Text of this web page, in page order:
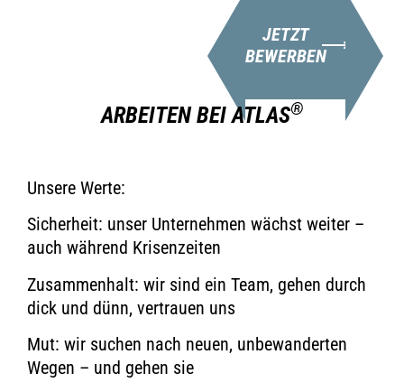
JETZT
BEWERBEN
ARBEITEN BEI ATLAS®
Unsere Werte:
Sicherheit: unser Unternehmen wächst weiter –
auch während Krisenzeiten
Zusammenhalt: wir sind ein Team, gehen durch
dick und dünn, vertrauen uns
Mut: wir suchen nach neuen, unbewanderten
Wegen – und gehen sie